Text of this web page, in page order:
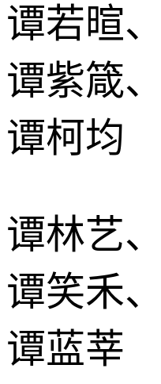
谭若暄
谭紫箴
谭柯均
谭林艺
谭笑禾
谭蓝莘